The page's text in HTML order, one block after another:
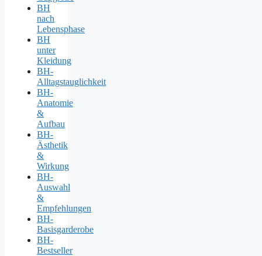
BH
nach
Lebensphase
BH
unter
Kleidung
BH-
Alltagstauglichkeit
BH-
Anatomie
&
Aufbau
BH-
Ästhetik
&
Wirkung
BH-
Auswahl
&
Empfehlungen
BH-
Basisgarderobe
BH-
Bestseller